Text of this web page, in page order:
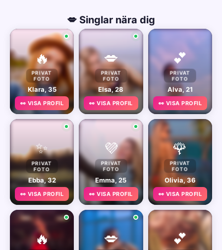
💋 Singlar nära dig
🔥
PRIVAT
FOTO
Klara, 35
👀 VISA PROFIL
💋
PRIVAT
FOTO
Elsa, 28
👀 VISA PROFIL
💕
PRIVAT
FOTO
Alva, 21
👀 VISA PROFIL
✨
PRIVAT
FOTO
Ebba, 32
👀 VISA PROFIL
💜
PRIVAT
FOTO
Emma, 25
👀 VISA PROFIL
🌹
PRIVAT
FOTO
Olivia, 36
👀 VISA PROFIL
🔥 💋 💕